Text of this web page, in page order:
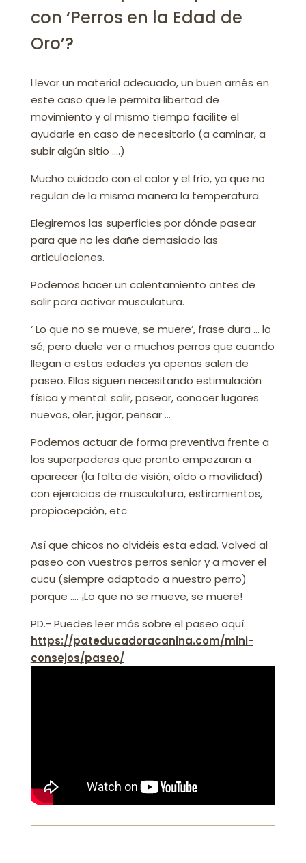
con ‘Perros en la Edad de
Oro’?⁣
Llevar un material adecuado, un buen arnés en
este caso que le permita libertad de
movimiento y al mismo tiempo facilite el
ayudarle en caso de necesitarlo (a caminar, a
subir algún sitio ….)
Mucho cuidado con el calor y el frío, ya que no
regulan de la misma manera la temperatura.⁣
Elegiremos las superficies por dónde pasear
para que no les dañe demasiado las
articulaciones.⁣
Podemos hacer un calentamiento antes de
salir para activar musculatura.⁣
‘ Lo que no se mueve, se muere’, frase dura … lo
sé, pero duele ver a muchos perros que cuando
llegan a estas edades ya apenas salen de
paseo. Ellos siguen necesitando estimulación
física y mental: salir, pasear, conocer lugares
nuevos, oler, jugar, pensar …⁣
Podemos actuar de forma preventiva frente a
los superpoderes que pronto empezaran a
aparecer (la falta de visión, oído o movilidad)
con ejercicios de musculatura, estiramientos,
propiocepción, etc.⁣
Así que chicos no olvidéis esta edad. Volved al
paseo con vuestros perros senior y a mover el
cucu (siempre adaptado a nuestro perro)
porque …. ¡Lo que no se mueve, se muere!⁣
PD.- Puedes leer más sobre el paseo aquí:
https://pateducadoracanina.com/mini-
consejos/paseo/